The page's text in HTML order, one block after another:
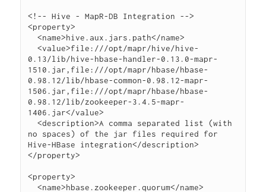
<!-- Hive - MapR-DB Integration -->
<property>
  <name>hive.aux.jars.path</name>
  <value>file:///opt/mapr/hive/hive-
0.13/lib/hive-hbase-handler-0.13.0-mapr-
1510.jar,file:///opt/mapr/hbase/hbase-
0.98.12/lib/hbase-common-0.98.12-mapr-
1506.jar,file:///opt/mapr/hbase/hbase-
0.98.12/lib/zookeeper-3.4.5-mapr-
1406.jar</value>
  <description>A comma separated list (with
no spaces) of the jar files required for
Hive-HBase integration</description>
</property>
<property>
  <name>hbase.zookeeper.quorum</name>